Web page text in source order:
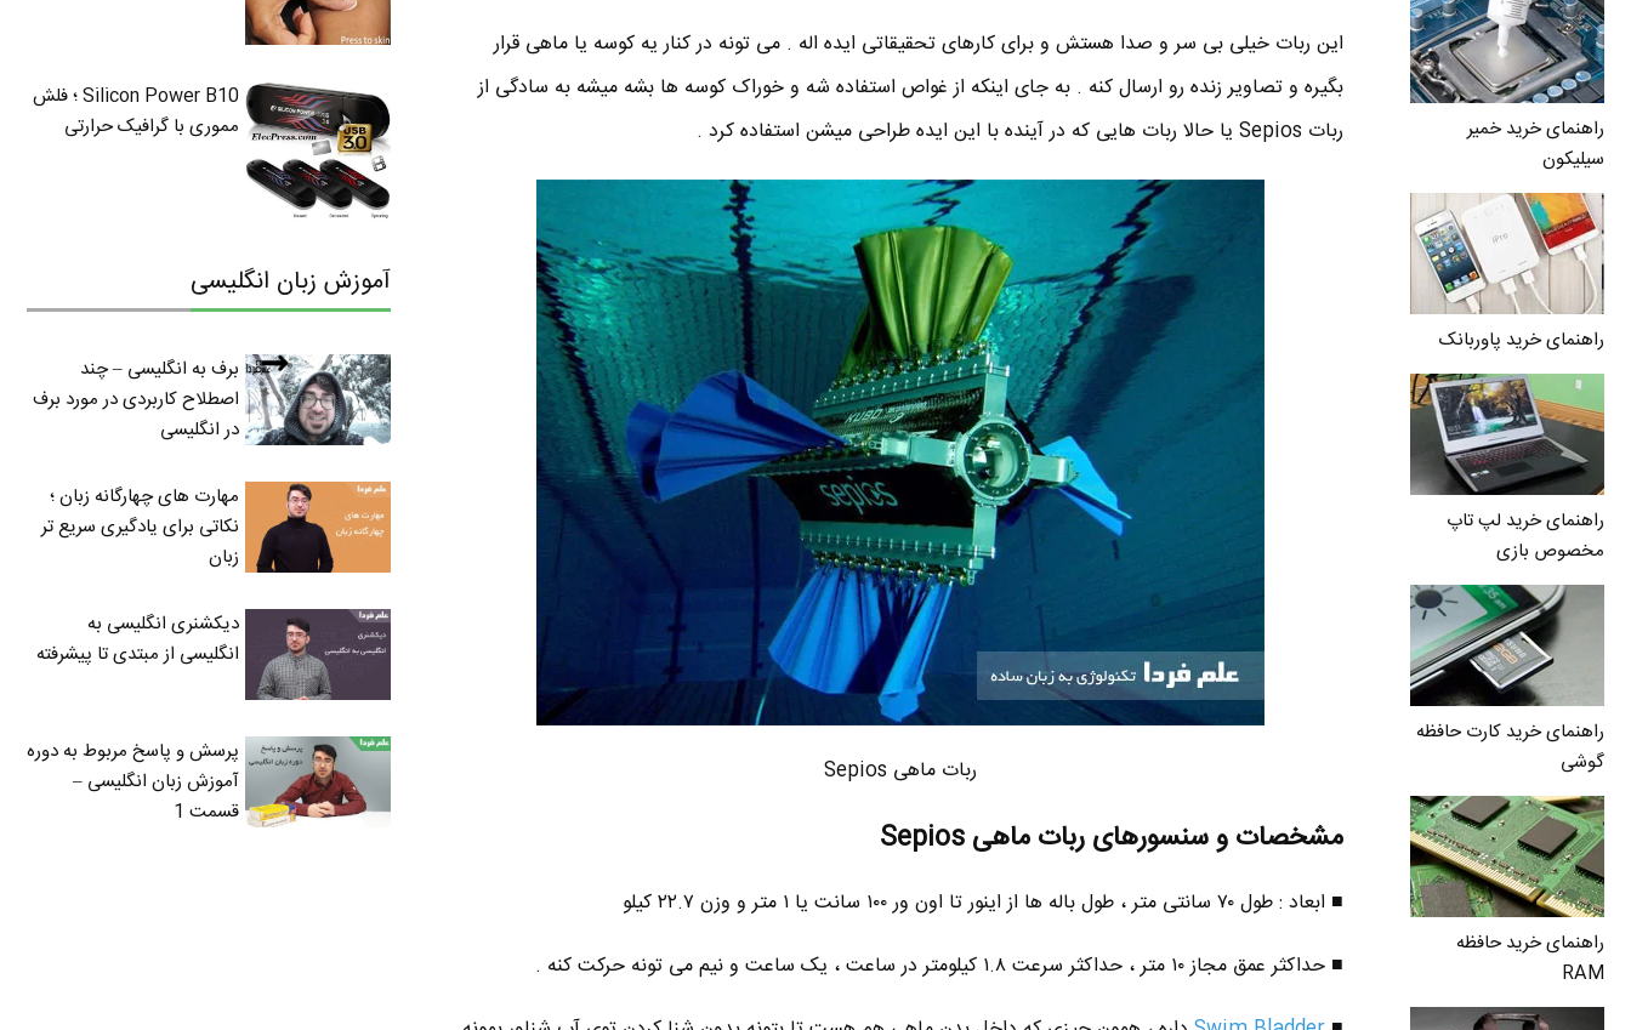
راهنمای خرید خمیر
سیلیکون
راهنمای خرید پاوربانک
راهنمای خرید لپ تاپ
مخصوص بازی
راهنمای خرید کارت حافظه
گوشی
راهنمای خرید حافظه
RAM
این ربات خیلی بی سر و صدا هستش و برای کارهای تحقیقاتی ایده اله . می تونه در کنار یه کوسه یا ماهی قرار
بگیره و تصاویر زنده رو ارسال کنه . به جای اینکه از غواص استفاده شه و خوراک کوسه ها بشه میشه به سادگی از
ربات Sepios یا حالا ربات هایی که در آینده با این ایده طراحی میشن استفاده کرد .
ربات ماهی Sepios
مشخصات و سنسورهای ربات ماهی Sepios
■ ابعاد : طول ۷۰ سانتی متر ، طول باله ها از اینور تا اون ور ۱۰۰ سانت یا ۱ متر و وزن ۲۲.۷ کیلو
■ حداکثر عمق مجاز ۱۰ متر ، حداکثر سرعت ۱.۸ کیلومتر در ساعت ، یک ساعت و نیم می تونه حرکت کنه .
Silicon Power B10 ؛ فلش
مموری با گرافیک حرارتی
آموزش زبان انگلیسی
برف به انگلیسی – چند
اصطلاح کاربردی در مورد برف
در انگلیسی
مهارت های چهارگانه زبان ؛
نکاتی برای یادگیری سریع تر
زبان
دیکشنری انگلیسی به
انگلیسی از مبتدی تا پیشرفته
پرسش و پاسخ مربوط به دوره
آموزش زبان انگلیسی –
قسمت 1